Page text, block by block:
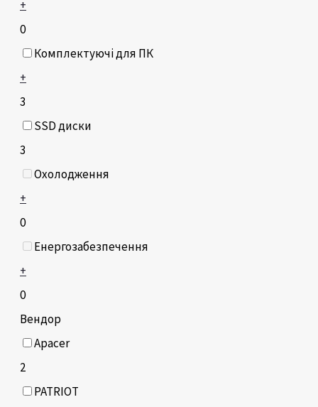
+
0
Комплектуючі для ПК
+
3
SSD диски
3
Охолодження
+
0
Енергозабезпечення
+
0
Вендор
Apacer
2
PATRIOT